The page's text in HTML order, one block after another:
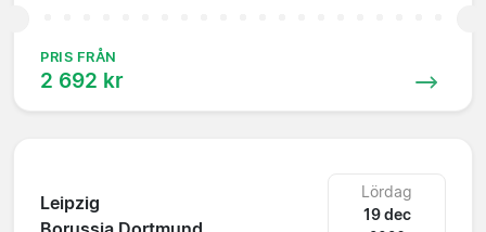
PRIS FRÅN
2 692 kr
Leipzig
Lördag
19 dec